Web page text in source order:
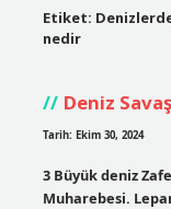
Etiket:
nedir
Deniz
Tarih: Ekim 30, 2024
3 Büyük deniz
Muharebesi.